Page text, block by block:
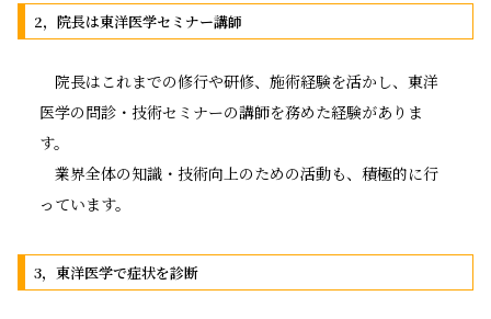
2，院長は東洋医学セミナー講師
院長はこれまでの修行や研修、施術経験を活かし、東洋
医学の問診・技術セミナーの講師を務めた経験がありま
す。
業界全体の知識・技術向上のための活動も、積極的に行
っています。
3，東洋医学で症状を診断